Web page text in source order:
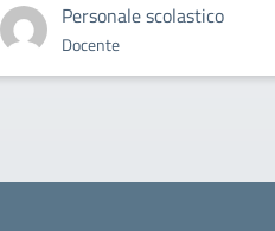
Personale scolastico
Docente